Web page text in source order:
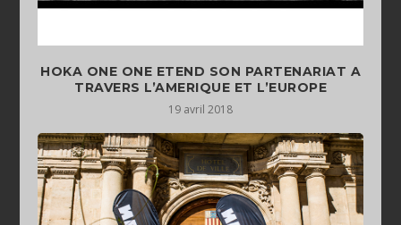
HOKA ONE ONE ETEND SON PARTENARIAT A
TRAVERS L’AMERIQUE ET L’EUROPE
19 avril 2018